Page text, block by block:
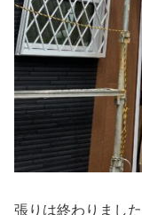
張りは終わりまし